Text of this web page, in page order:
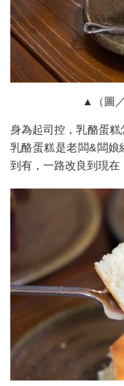
▲（圖
身為起司控，乳酪蛋
乳酪蛋糕是老闆&闆娘
到有，一路改良到現在